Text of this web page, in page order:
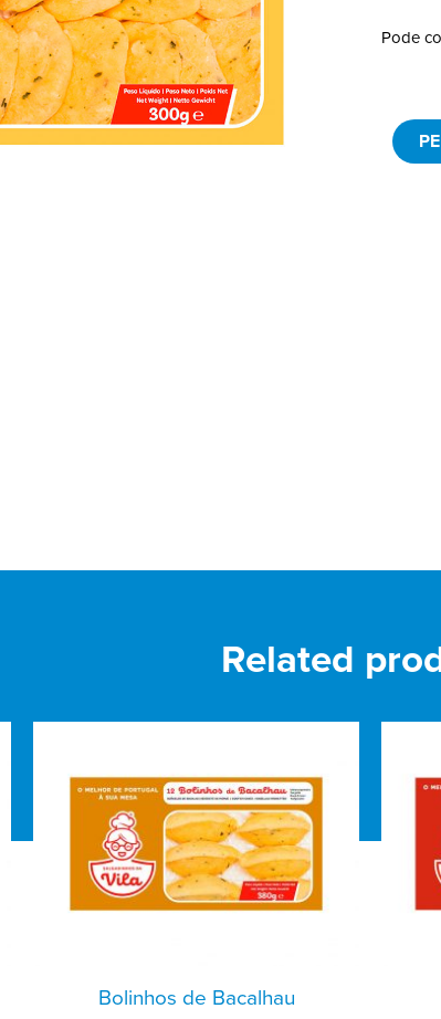
Pode
Related
Bolinhos de Bacalhau